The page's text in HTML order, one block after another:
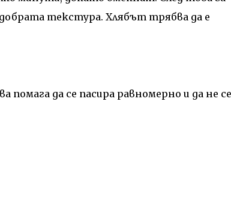
текстура. Хлябът трябва да е
помага да се пасира равномерно и да не се